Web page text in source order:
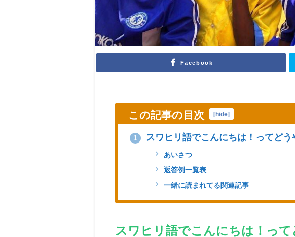
Facebook
この記事の目次 [hide]
1 スワヒリ語でこんにちは！ってどう
あいさつ
返答例一覧表
一緒に読まれてる関連記事
スワヒリ語でこんにちは！っ